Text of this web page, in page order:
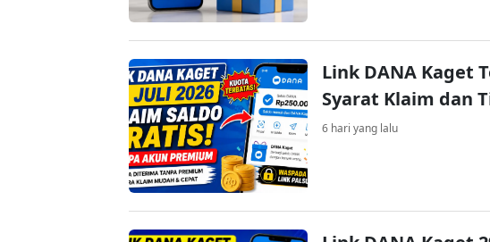
Link DANA Kaget
Syarat Klaim dan
6 hari yang lalu